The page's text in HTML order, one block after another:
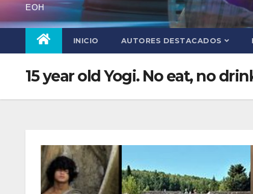
EOH
INICIO AUTORES DESTACADOS
15 year old Yogi. No eat, no